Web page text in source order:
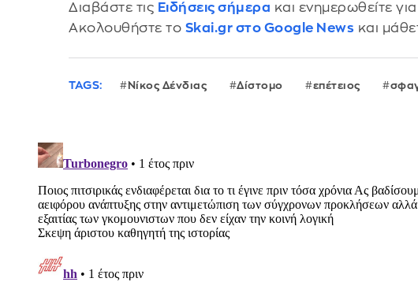
Διαβάστε τις Ειδήσεις σήμερα και ενημερωθείτε
Ακολουθήστε το Skai.gr στο Google News και
TAGS: Νίκος Δένδιας Δίστομο επέτειος